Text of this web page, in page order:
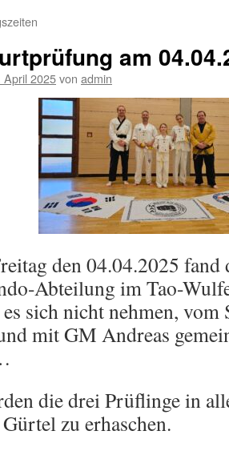
am
April 2025von admin
den 04.04.2025
Abteilung im Tao-
sich nicht nehmen, vom
mit GM Andreas
die drei Prüflinge in
zu erhaschen.